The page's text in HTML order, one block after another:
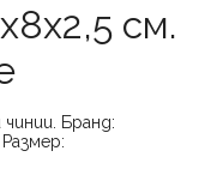
см.
Бранд:
Размер: